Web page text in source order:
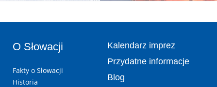
O Słowacji
Fakty o Słowacji
Historia
Kalendarz imprez
Przydatne informacje
Blog